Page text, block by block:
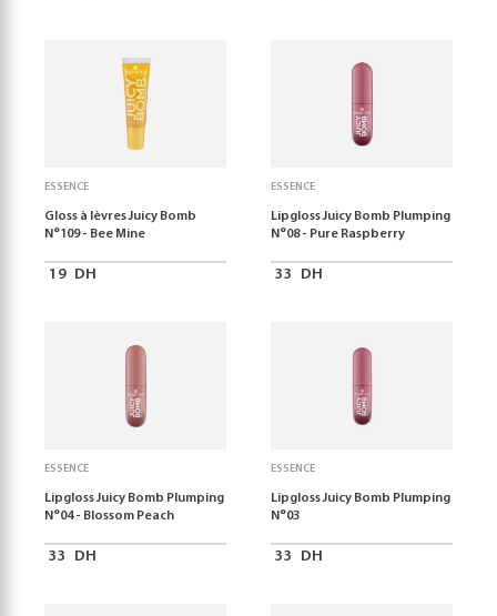
ESSENCE
Gloss à lèvres Juicy Bomb
N°109 - Bee Mine
19 DH
ESSENCE
Lipgloss Juicy Bomb Plumping
N°08 - Pure Raspberry
33 DH
ESSENCE
Lipgloss Juicy Bomb Plumping
N°04 - Blossom Peach
33 DH
ESSENCE
Lipgloss Juicy Bomb Plumping
N°03
33 DH